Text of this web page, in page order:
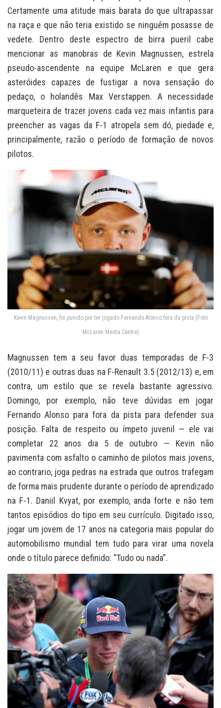
Certamente uma atitude mais barata do que ultrapassar
na raça e que não teria existido se ninguém posasse de
vedete. Dentro deste espectro de birra pueril cabe
mencionar as manobras de Kevin Magnussen, estrela
pseudo-ascendente na equipe McLaren e que gera
asteróides capazes de fustigar a nova sensação do
pedaço, o holandês Max Verstappen. A necessidade
marqueteira de trazer jovens cada vez mais infantis para
preencher as vagas da F-1 atropela sem dó, piedade e,
principalmente, razão o período de formação de novos
pilotos.
Kevin Magnussen, foi punido por ter jogado Fernando Alonso fora da pista (Foto
McLaren Media Centre)
Magnussen tem a seu favor duas temporadas de F-3
(2010/11) e outras duas na F-Renault 3.5 (2012/13) e, em
contra, um estilo que se revela bastante agressivo.
Domingo, por exemplo, não teve dúvidas em jogar
Fernando Alonso para fora da pista para defender sua
posição. Falta de respeito ou ímpeto juvenil — ele vai
completar 22 anos dia 5 de outubro — Kevin não
pavimenta com asfalto o caminho de pilotos mais jovens,
ao contrario, joga pedras na estrada que outros trafegam
de forma mais prudente durante o período de aprendizado
na F-1. Daniil Kvyat, por exemplo, anda forte e não tem
tantos episódios do tipo em seu currículo. Digitado isso,
jogar um jovem de 17 anos na categoria mais popular do
automobilismo mundial tem tudo para virar uma novela
onde o título parece definido: “Tudo ou nada”.